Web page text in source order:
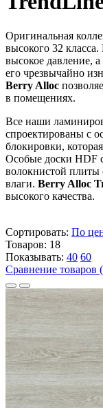
Оригинальная
высокого 32
высокое давление,
его чрезвычайно
Berry Alloc
в помещениях.
Все наши
спроектированы с
блокировки,
Особые доски HDF
волокнистой плиты
влаги. Berry Alloc
высокого качества.
Сортировать: По
Товаров: 18
Показывать: 40 60
Сравнение товаров